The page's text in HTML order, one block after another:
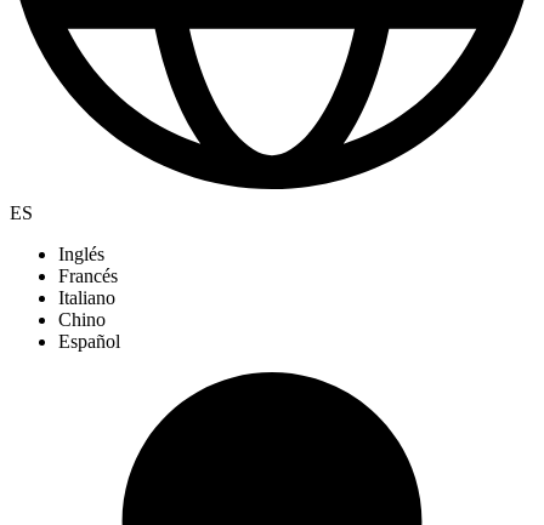
ES
Inglés
Francés
Italiano
Chino
Español